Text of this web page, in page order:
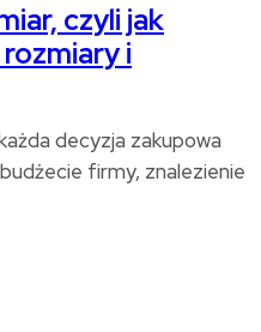
czyli jak
i
decyzja zakupowa
firmy, znalezienie